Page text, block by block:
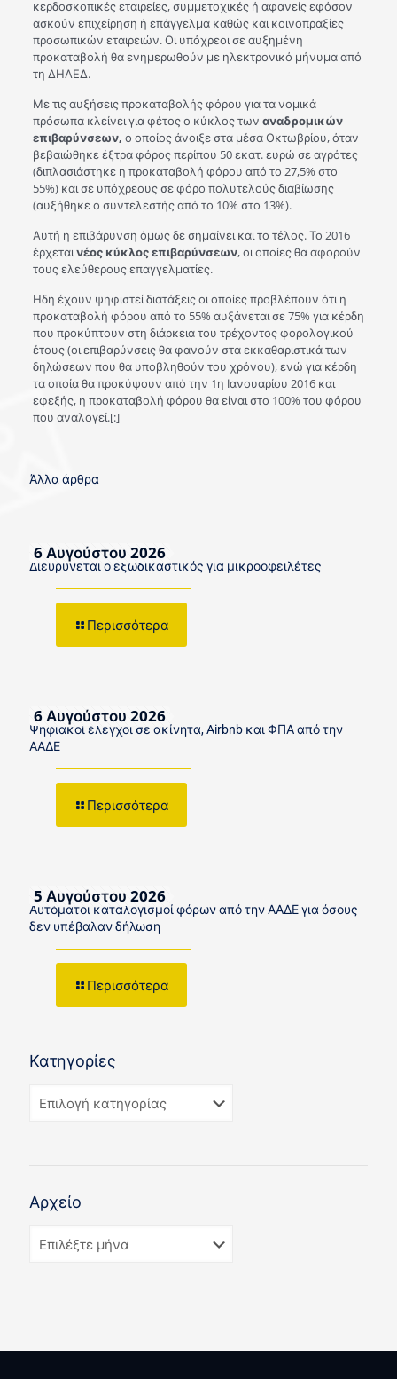
κερδοσκοπικές εταιρείες, συμμετοχικές ή αφανείς εφόσον
ασκούν επιχείρηση ή επάγγελμα καθώς και κοινοπραξίες
προσωπικών εταιρειών. Οι υπόχρεοι σε αυξημένη
προκαταβολή θα ενημερωθούν με ηλεκτρονικό μήνυμα από
τη ΔΗΛΕΔ.
Με τις αυξήσεις προκαταβολής φόρου για τα νομικά
πρόσωπα κλείνει για φέτος ο κύκλος των αναδρομικών
επιβαρύνσεων, ο οποίος άνοιξε στα μέσα Οκτωβρίου, όταν
βεβαιώθηκε έξτρα φόρος περίπου 50 εκατ. ευρώ σε αγρότες
(διπλασιάστηκε η προκαταβολή φόρου από το 27,5% στο
55%) και σε υπόχρεους σε φόρο πολυτελούς διαβίωσης
(αυξήθηκε ο συντελεστής από το 10% στο 13%).
Αυτή η επιβάρυνση όμως δε σημαίνει και το τέλος. Το 2016
έρχεταινέος κύκλος επιβαρύνσεων, οι οποίες θα αφορούν
τους ελεύθερους επαγγελματίες.
Ηδη έχουν ψηφιστεί διατάξεις οι οποίες προβλέπουν ότι η
προκαταβολή φόρου από το 55% αυξάνεται σε 75% για κέρδη
που προκύπτουν στη διάρκεια του τρέχοντος φορολογικού
έτους (οι επιβαρύνσεις θα φανούν στα εκκαθαριστικά των
δηλώσεων που θα υποβληθούν του χρόνου), ενώ για κέρδη
τα οποία θα προκύψουν από την 1η Ιανουαρίου 2016 και
εφεξής, η προκαταβολή φόρου θα είναι στο 100% του φόρου
που αναλογεί.[:]
Άλλα άρθρα
6 Αυγούστου 2026
Διευρύνεται ο εξωδικαστικός για μικροοφειλέτες
Περισσότερα
6 Αυγούστου 2026
Ψηφιακοί έλεγχοι σε ακίνητα, Airbnb και ΦΠΑ από την
ΑΑΔΕ
Περισσότερα
5 Αυγούστου 2026
Αυτόματοι καταλογισμοί φόρων από την ΑΑΔΕ για όσους
δεν υπέβαλαν δήλωση
Περισσότερα
Κατηγορίες
Αρχείο